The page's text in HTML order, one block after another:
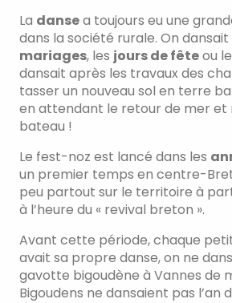
La dansea toujours eu une
dans la société rurale. On
mariages, les jours de fêteou
dansait après les travaux des
tasser un nouveau sol en terre
en attendant le retour de mer et
bateau !
Le fest-noz est lancé dans les
un premier temps en centre-
peu partout sur le territoire à
à l’heure du « revival breton ».
Avant cette période, chaque
avait sa propre danse, on ne
gavotte bigoudène à Vannes de
Bigoudens ne dansaient pas l’an